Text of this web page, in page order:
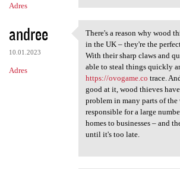
Adres
andree
10.01.2023
Adres
There's a reason why
There's a reason why wood
in the UK – they're the
With their sharp claws and
able to steal things quickly
https://ovogame.co trace.
good at it, wood thieves
problem in many parts of
responsible for a large
homes to businesses – and
until it's too late.